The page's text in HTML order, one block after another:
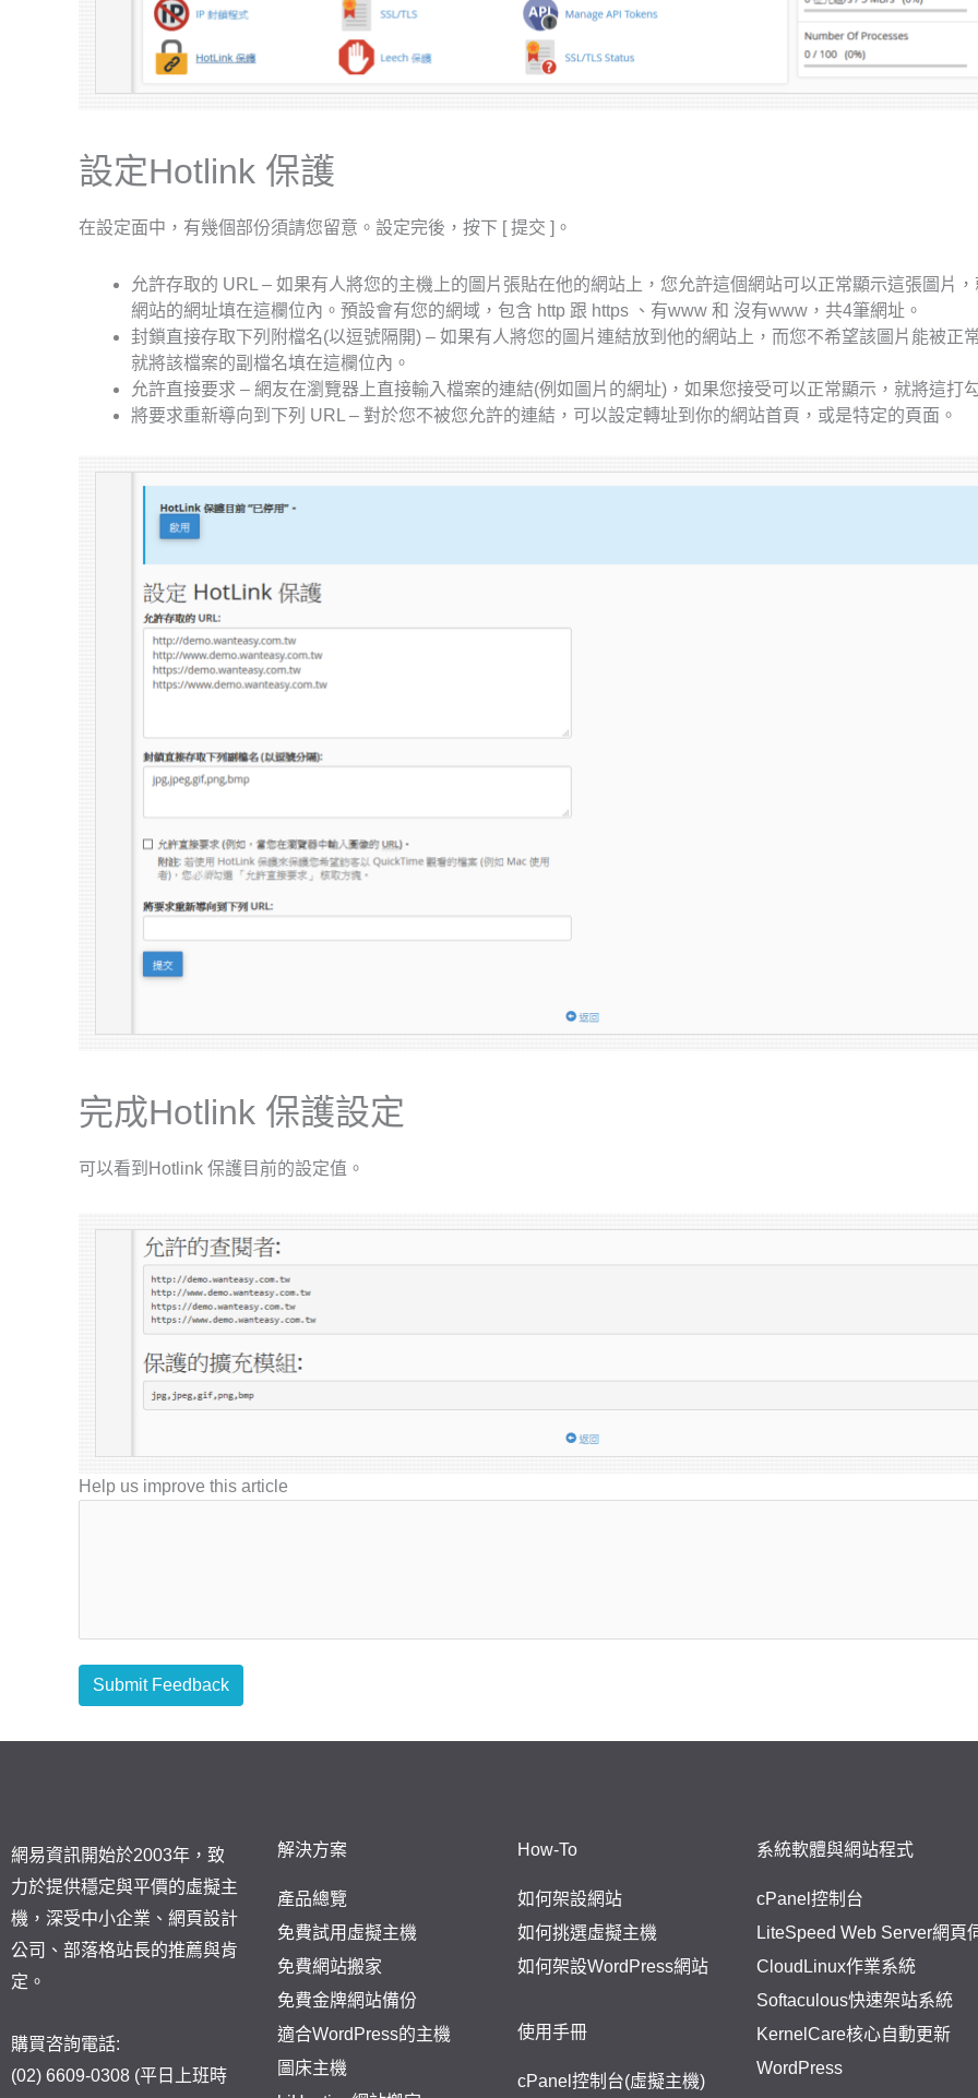
設定Hotlink 保護
在設定面中，有幾個部份須請您留意。設定完後，按下 [ 提交 ]。
允許存取的 URL – 如果有人將您的主機上的圖片張貼在他的網站上，您允許這個網站可以正常顯示這張圖片
網站的網址填在這欄位內。預設會有您的網域，包含 http 跟 https 、有www 和 沒有www，共4筆網址。
封鎖直接存取下列附檔名(以逗號隔開) – 如果有人將您的圖片連結放到他的網站上，而您不希望該圖片能被正
就將該檔案的副檔名填在這欄位內。
允許直接要求 – 網友在瀏覽器上直接輸入檔案的連結(例如圖片的網址)，如果您接受可以正常顯示，就將這打
將要求重新導向到下列 URL – 對於您不被您允許的連結，可以設定轉址到你的網站首頁，或是特定的頁面。
完成Hotlink 保護設定
可以看到Hotlink 保護目前的設定值。
Help us improve this article
Submit Feedback
網易資訊開始於2003年，致
力於提供穩定與平價的虛擬主
機，深受中小企業、網頁設計
公司、部落格站長的推薦與肯
定。
購買咨詢電話:
(02) 6609-0308 (平日上班時
解決方案
產品總覽
免費試用虛擬主機
免費網站搬家
免費金牌網站備份
適合WordPress的主機
圖床主機
How-To
如何架設網站
如何挑選虛擬主機
如何架設WordPress網站
使用手冊
cPanel控制台(虛擬主機)
系統軟體與網站程式
cPanel控制台
LiteSpeed Web Server網頁
CloudLinux作業系統
Softaculous快速架站系統
KernelCare核心自動更新
WordPress